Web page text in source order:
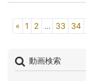
« 1 2 ... 33 34
動画検索